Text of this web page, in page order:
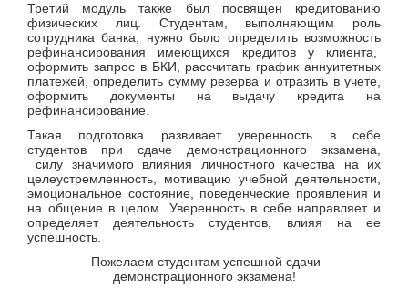
Третий модуль также был посвящен кредитованию
физических лиц. Студентам, выполняющим роль
сотрудника банка, нужно было определить возможность
рефинансирования имеющихся кредитов у клиента,
оформить запрос в БКИ, рассчитать график аннуитетных
платежей, определить сумму резерва и отразить в учете,
оформить документы на выдачу кредита на
рефинансирование.
Такая подготовка развивает уверенность в себе
студентов при сдаче демонстрационного экзамена,
силу значимого влияния личностного качества на их
целеустремленность, мотивацию учебной деятельности,
эмоциональное состояние, поведенческие проявления и
на общение в целом. Уверенность в себе направляет и
определяет деятельность студентов, влияя на ее
успешность.
Пожелаем студентам успешной сдачи
демонстрационного экзамена!